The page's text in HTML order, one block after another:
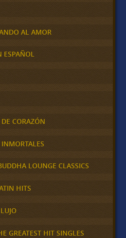
AL AMOR
ESPAÑOL
CORAZÓN
LOUNGE CLASSICS
HITS
GREATEST HIT SINGLES